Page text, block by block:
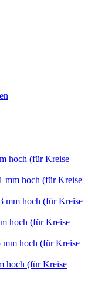
hoch (für Kreise
mm hoch (für Kreise
mm hoch (für Kreise
hoch (für Kreise
mm hoch (für Kreise
hoch (für Kreise